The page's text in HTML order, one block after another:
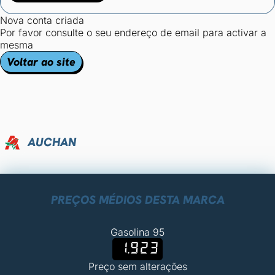
Nova conta criada
Por favor consulte o seu endereço de email para activar a
mesma
Voltar ao site
AUCHAN
PREÇOS MÉDIOS DESTA MARCA
Gasolina 95
1.923
Preço sem alterações